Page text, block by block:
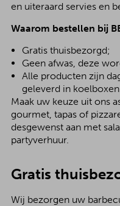
en uiteraard servies en
Waarom bestellen bij
Gratis thuisbezorgd;
Geen afwas, deze
Alle producten zijn
geleverd in
Maak uw keuze uit ons
gourmet, tapas of
desgewenst aan met
partyverhuur.
Gratis
Wij bezorgen uw